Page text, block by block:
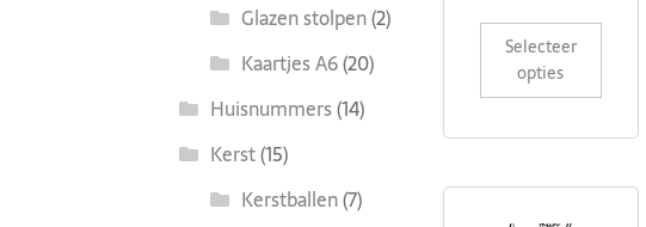
Glazen stolpen(2)
Kaartjes A6(20)
Huisnummers(14)
Kerst(15)
Kerstballen(7)
Selecteer
opties